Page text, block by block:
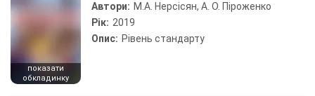
показати
обкладинку
Автори: М.А. Нерсісян, А. О. Піроженко
Рік: 2019
Опис: Рівень стандарту